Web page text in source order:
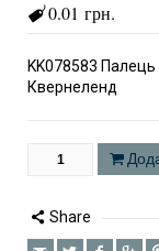
0.01 грн.
KK078583
Квернеленд
Share